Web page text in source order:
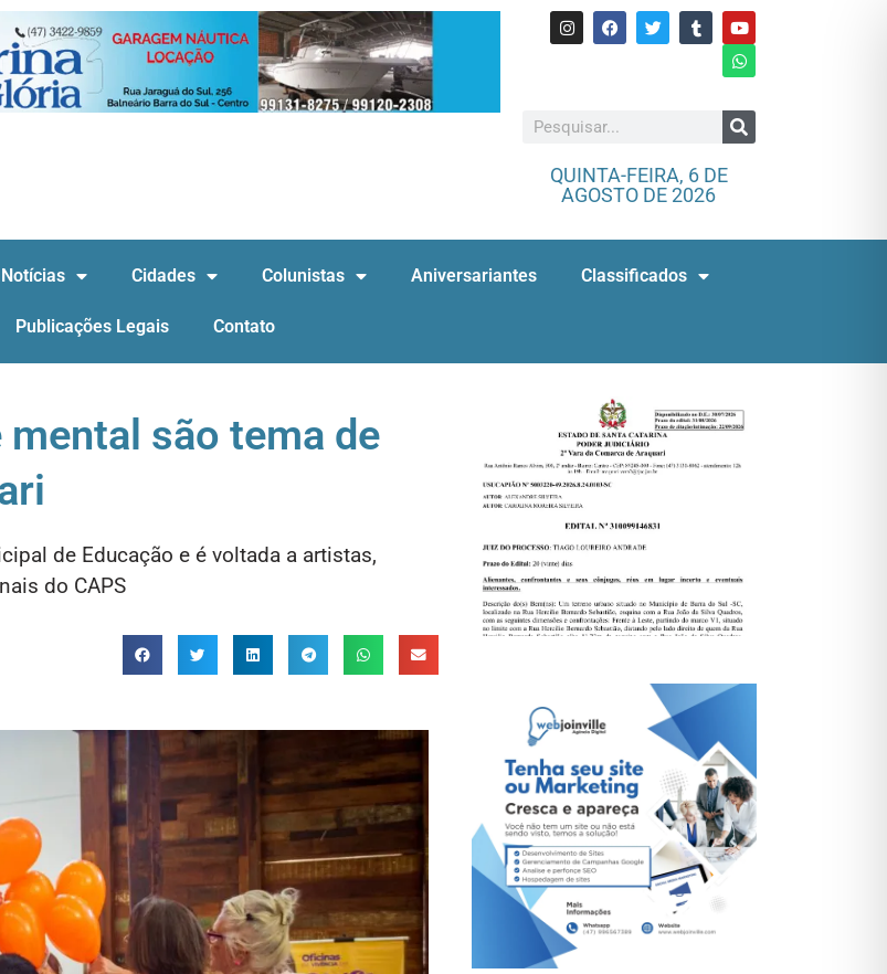
QUINTA-FEIRA, 6 DE
AGOSTO DE 2026
Notícias Cidades Colunistas Aniversariantes Classificados
Publicações Legais Contato
são tema de
de Educação e é voltada a artistas,
do CAPS